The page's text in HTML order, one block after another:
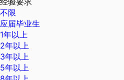
不限
应届毕业生
1年以上
2年以上
3年以上
5年以上